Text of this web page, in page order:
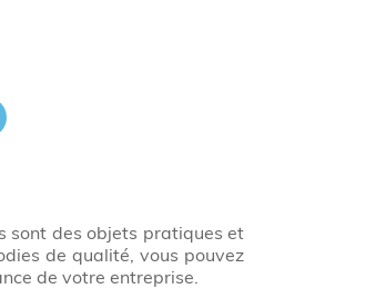
sont des objets pratiques et
de qualité, vous pouvez
de votre entreprise.